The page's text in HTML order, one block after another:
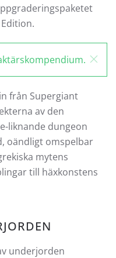
från Supergiant
av den
liknande dungeon
oändligt omspelbar
mytens
till häxkonstens
underjorden